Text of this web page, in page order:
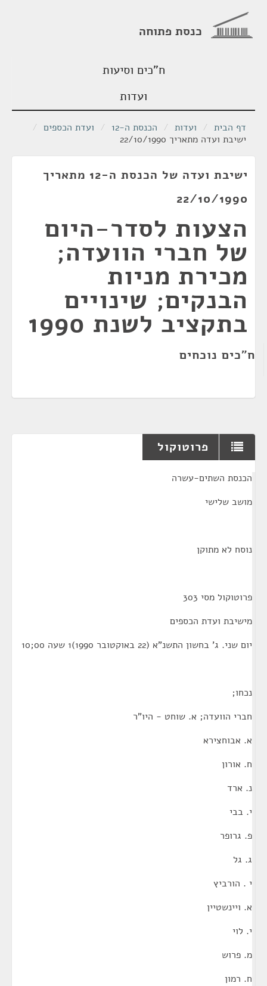
כנסת פתוחה
ח"כים וסיעות
ועדות
דף הבית / ועדות / הכנסת ה-12 / ועדת הכספים /
ישיבת ועדה מתאריך 22/10/1990
ישיבת ועדה של הכנסת ה-12 מתאריך
22/10/1990
הצעות לסדר-היום
של חברי הוועדה;
מכירת מניות
הבנקים; שינויים
בתקציב לשנת 1990
ח"כים נוכחים
פרוטוקול
הכנסת השתים-עשרה
מושב שלישי
נוסח לא מתוקן
פרוטוקול מסי 303
מישיבת ועדת הכספים
יום שני. ג' בחשון התשנ"א (22 באוקטובר 1990)1 שעה 00;10
נכחו;
חברי הוועדה; א. שוחט - היו"ר
א. אבוחצירא
ח. אורון
נ. ארד
י. בבי
פ. גרופר
ג. גל
י . הורביץ
א. ויינשטיין
י. לוי
מ. פרוש
ח. רמון